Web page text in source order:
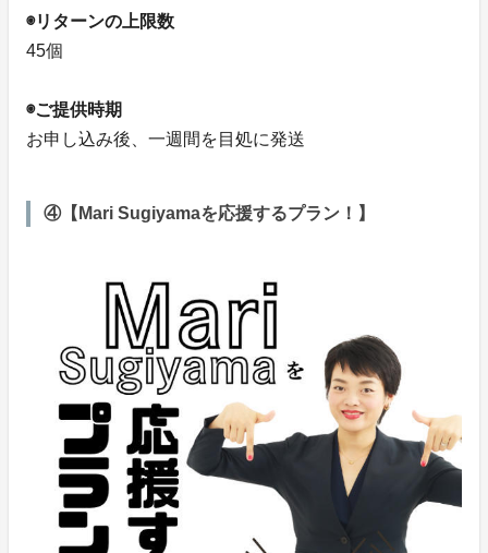
◉リターンの上限数
45個
◉ご提供時期
お申し込み後、一週間を目処に発送
④【Mari Sugiyamaを応援するプラン！】